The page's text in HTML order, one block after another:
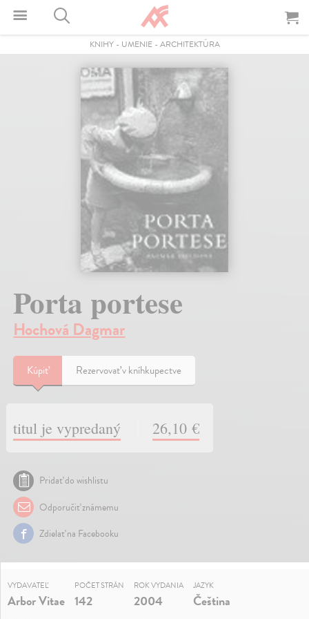
KNIHY- UMENIE- ARCHITEKTÚRA
Porta portese
Hochová Dagmar
Kúpiť Rezervovať v kníhkupectve
titul je vypredaný 26,10 €
Pridať do wishlistu
Odporučiť známemu
Zdielať na Facebooku
VYDAVATEĽ
Arbor Vitae
POČET STRÁN
142
ROK VYDANIA
2004
JAZYK
Čeština